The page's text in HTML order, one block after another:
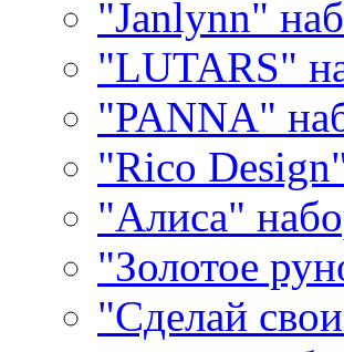
"Janlynn"
"LUTARS"
"PANNA"
"Rico
"Алиса"
"Золотое
"Сделай